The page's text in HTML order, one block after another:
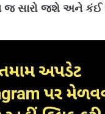
7
સારો જશે અને કંઈ